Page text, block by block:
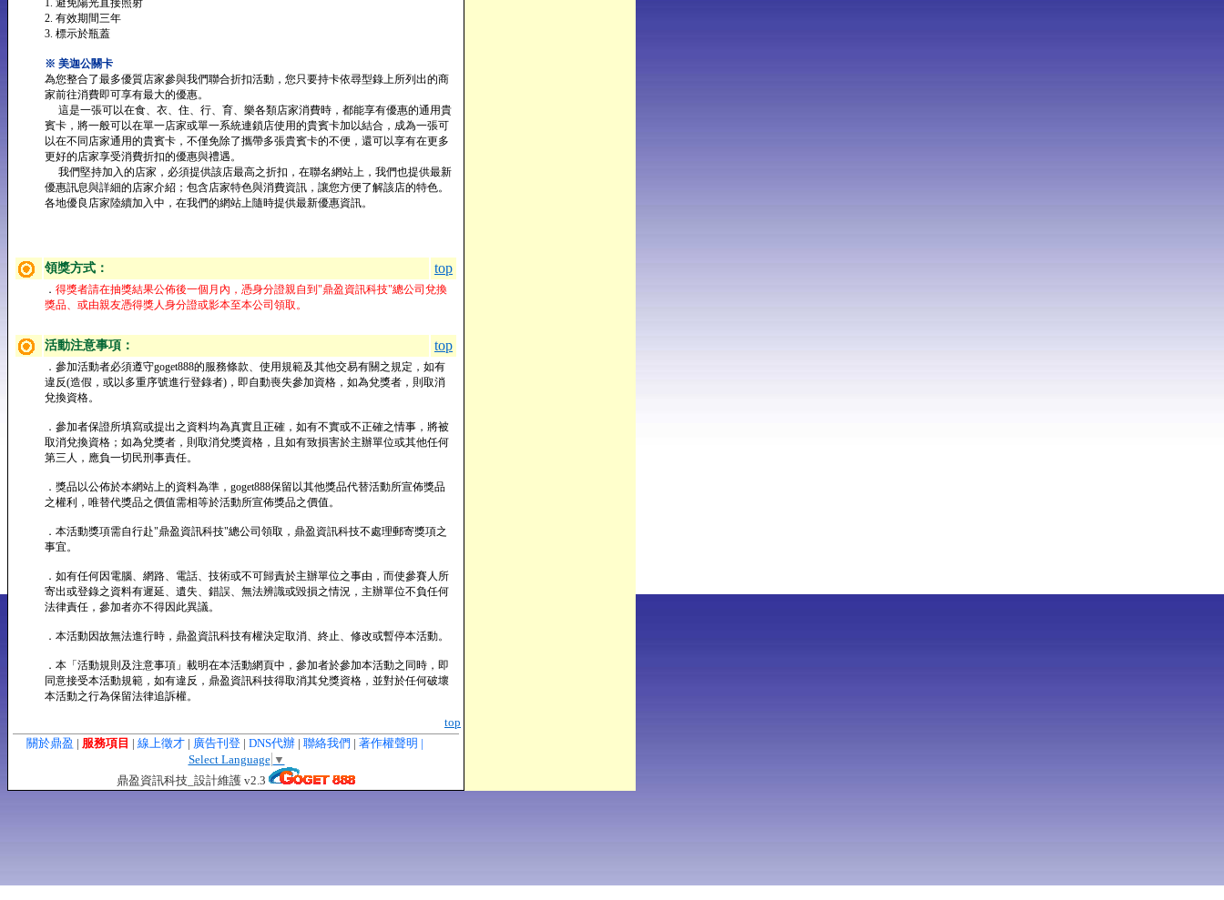
1. 避免陽光直接照射
2. 有效期間三年
3. 標示於瓶蓋
※ 美迦公關卡
為您整合了最多優質店家參與我們聯合折扣活動，您只要持卡依尋型錄上所列出的商
家前往消費即可享有最大的優惠。
這是一張可以在食、衣、住、行、育、樂各類店家消費時，都能享有優惠的通用貴
賓卡，將一般可以在單一店家或單一系統連鎖店使用的貴賓卡加以結合，成為一張可
以在不同店家通用的貴賓卡，不僅免除了攜帶多張貴賓卡的不便，還可以享有在更多
更好的店家享受消費折扣的優惠與禮遇。
我們堅持加入的店家，必須提供該店最高之折扣，在聯名網站上，我們也提供最新
優惠訊息與詳細的店家介紹；包含店家特色與消費資訊，讓您方便了解該店的特色。
各地優良店家陸續加入中，在我們的網站上隨時提供最新優惠資訊。
領獎方式： top
． 得獎者請在抽獎結果公佈後一個月內，憑身分證親自到"鼎盈資訊科技"總公司兌換
獎品、或由親友憑得獎人身分證或影本至本公司領取。
活動注意事項： top
．參加活動者必須遵守goget888的服務條款、使用規範及其他交易有關之規定，如有
違反(造假，或以多重序號進行登錄者)，即自動喪失參加資格，如為兌獎者，則取消
兌換資格。
．參加者保證所填寫或提出之資料均為真實且正確，如有不實或不正確之情事，將被
取消兌換資格；如為兌獎者，則取消兌獎資格，且如有致損害於主辦單位或其他任何
第三人，應負一切民刑事責任。
．獎品以公佈於本網站上的資料為準，goget888保留以其他獎品代替活動所宣佈獎品
之權利，唯替代獎品之價值需相等於活動所宣佈獎品之價值。
．本活動獎項需自行赴"鼎盈資訊科技"總公司領取，鼎盈資訊科技不處理郵寄獎項之
事宜。
．如有任何因電腦、網路、電話、技術或不可歸責於主辦單位之事由，而使參賽人所
寄出或登錄之資料有遲延、遺失、錯誤、無法辨識或毀損之情況，主辦單位不負任何
法律責任，參加者亦不得因此異議。
．本活動因故無法進行時，鼎盈資訊科技有權決定取消、終止、修改或暫停本活動。
．本「活動規則及注意事項」載明在本活動網頁中，參加者於參加本活動之同時，即
同意接受本活動規範，如有違反，鼎盈資訊科技得取消其兌獎資格，並對於任何破壞
本活動之行為保留法律追訴權。
top
關於鼎盈 | 服務項目 | 線上徵才 | 廣告刊登 | DNS代辦 | 聯絡我們 | 著作權聲明 |
Select Language ▼
鼎盈資訊科技_設計維護 v2.3